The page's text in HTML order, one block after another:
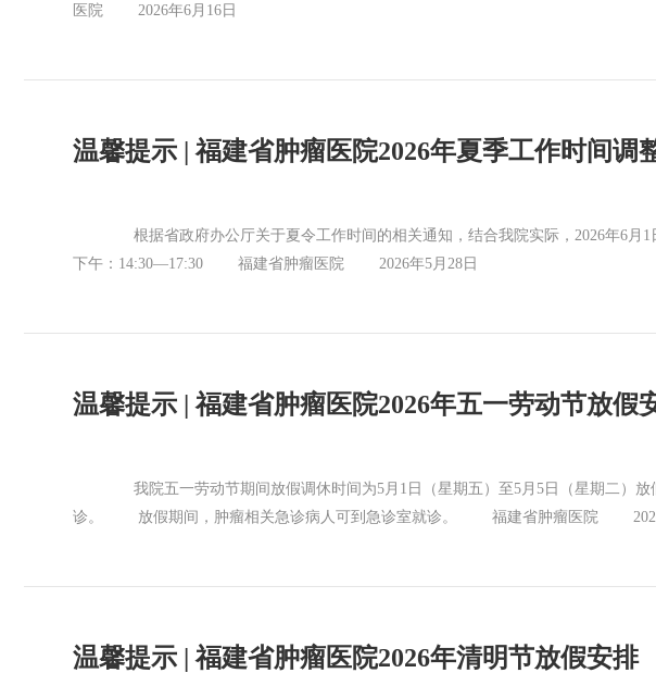
医院 2026年6月16日
温馨提示 | 福建省肿瘤医院2026年夏季工作时间调
根据省政府办公厅关于夏令工作时间的相关通知，结合我院实际，2026年
下午：14:30—17:30 福建省肿瘤医院 2026年5月28日
温馨提示 | 福建省肿瘤医院2026年五一劳动节放假
我院五一劳动节期间放假调休时间为5月1日（星期五）至5月5日（星期二）
诊。 放假期间，肿瘤相关急诊病人可到急诊室就诊。 福建省肿瘤医院 2026
温馨提示 | 福建省肿瘤医院2026年清明节放假安排